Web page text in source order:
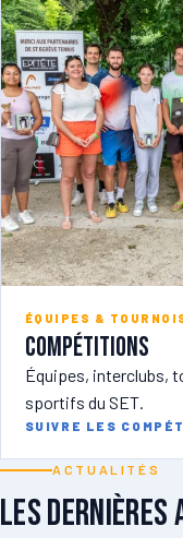
ÉQUIPES &
Compétitions
Équipes, interclubs,
sportifs du SET.
SUIVRE LES
ACTUALITÉS
Les